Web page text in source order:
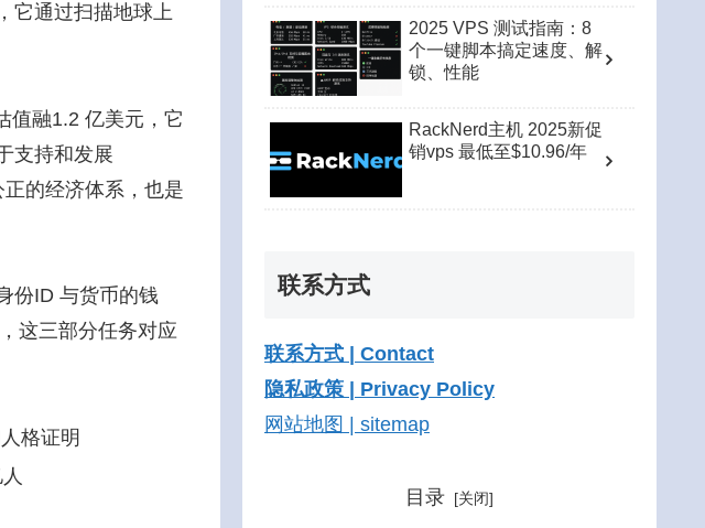
它通过扫描地球上
值融1.2 亿美元，它
支持和发展
的经济体系，也是
份ID 与货币的钱
这三部分任务对应
格证明
2025 VPS 测试指南：8
个一键脚本搞定速度、解
锁、性能
RackNerd主机 2025新促
销vps 最低至$10.96/年
联系方式
联系方式 | Contact
隐私政策 | Privacy Policy
网站地图 | sitemap
目录